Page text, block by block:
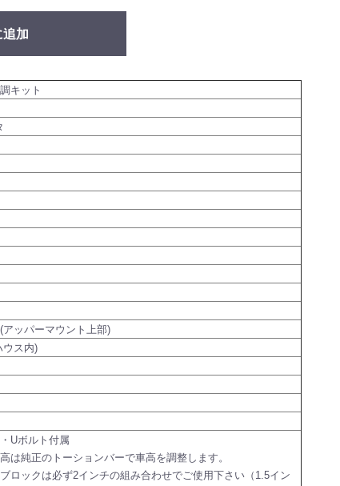
追加
キット
アッパーマウント上部)
ウス内)
Uボルト付属
は純正のトーションバーで車高を調整します。
ロックは必ず2インチの組み合わせでご使用下さい（1.5イン